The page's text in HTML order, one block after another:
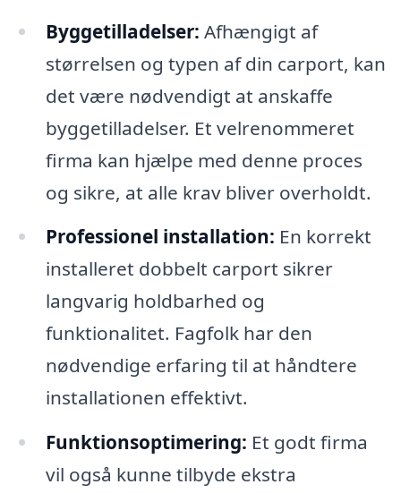
Byggetilladelser: Afhængigt af
størrelsen og typen af din carport, kan
det være nødvendigt at anskaffe
byggetilladelser. Et velrenommeret
firma kan hjælpe med denne proces
og sikre, at alle krav bliver overholdt.
Professionel installation: En korrekt
installeret dobbelt carport sikrer
langvarig holdbarhed og
funktionalitet. Fagfolk har den
nødvendige erfaring til at håndtere
installationen effektivt.
Funktionsoptimering: Et godt firma
vil også kunne tilbyde ekstra